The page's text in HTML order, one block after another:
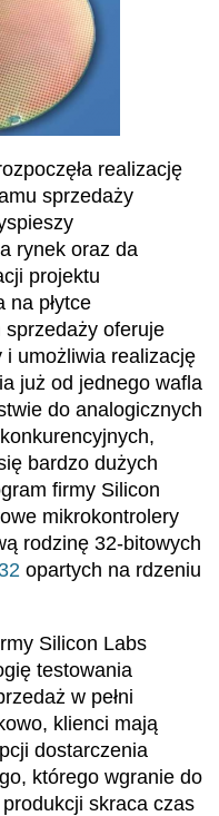
realizację
sprzedaży
rynek oraz da
projektu
na płytce
oferuje
umożliwia realizację
już od jednego wafla
do analogicznych
bardzo dużych
firmy Silicon
mikrokontrolery
rodzinę 32-bitowych
opartych na rdzeniu
Silicon Labs
testowania
w pełni
klienci mają
dostarczenia
którego wgranie do
skraca czas